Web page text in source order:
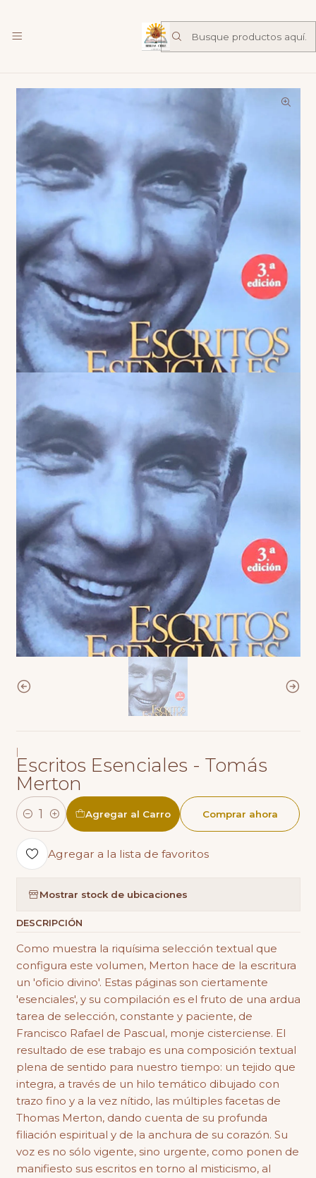
Escritos Esenciales - Tomás Merton
Escritos Esenciales - Tomás
Merton
Cantidad
Agregar al Carro Comprar ahora
Agregar a la lista de favoritos
Mostrar stock de ubicaciones
DESCRIPCIÓN
Como muestra la riquísima selección textual que
configura este volumen, Merton hace de la escritura
un 'oficio divino'. Estas páginas son ciertamente
'esenciales', y su compilación es el fruto de una ardua
tarea de selección, constante y paciente, de
Francisco Rafael de Pascual, monje cisterciense. El
resultado de ese trabajo es una composición textual
plena de sentido para nuestro tiempo: un tejido que
integra, a través de un hilo temático dibujado con
trazo fino y a la vez nítido, las múltiples facetas de
Thomas Merton, dando cuenta de su profunda
filiación espiritual y de la anchura de su corazón. Su
voz es no sólo vigente, sino urgente, como ponen de
manifiesto sus escritos en torno al misticismo, al